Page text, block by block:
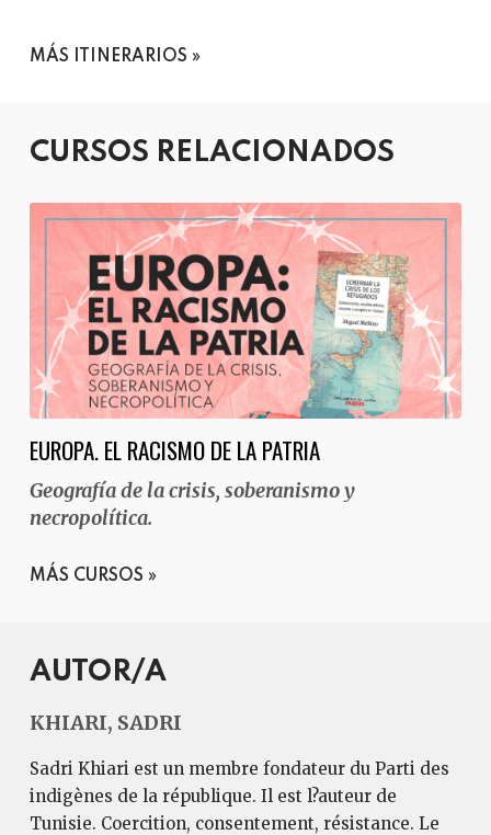
MÁS ITINERARIOS
CURSOS RELACIONADOS
EUROPA. EL RACISMO DE LA PATRIA
Geografía de la crisis, soberanismo y
necropolítica.
MÁS CURSOS
AUTOR/A
KHIARI, SADRI
Sadri Khiari est un membre fondateur du Parti des
indigènes de la république. Il est l?auteur de
Tunisie. Coercition, consentement, résistance. Le